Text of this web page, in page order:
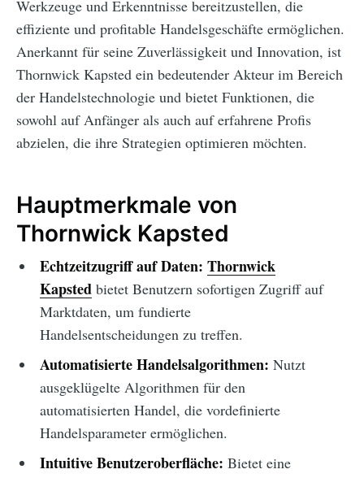
Werkzeuge und Erkenntnisse bereitzustellen, die
effiziente und profitable Handelsgeschäfte ermöglichen.
Anerkannt für seine Zuverlässigkeit und Innovation, ist
Thornwick Kapsted ein bedeutender Akteur im Bereich
der Handelstechnologie und bietet Funktionen, die
sowohl auf Anfänger als auch auf erfahrene Profis
abzielen, die ihre Strategien optimieren möchten.
Hauptmerkmale von
Thornwick Kapsted
Echtzeitzugriff auf Daten: Thornwick
Kapstedbietet Benutzern sofortigen Zugriff auf
Marktdaten, um fundierte
Handelsentscheidungen zu treffen.
Automatisierte Handelsalgorithmen: Nutzt
ausgeklügelte Algorithmen für den
automatisierten Handel, die vordefinierte
Handelsparameter ermöglichen.
Intuitive Benutzeroberfläche: Bietet eine